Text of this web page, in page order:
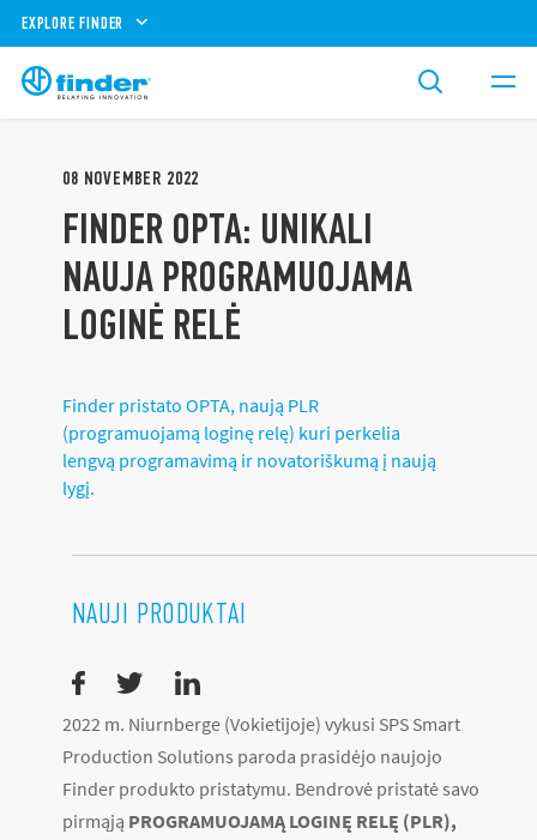
EXPLORE FINDER
08 NOVEMBER 2022
FINDER OPTA: UNIKALI
NAUJA PROGRAMUOJAMA
LOGINĖ RELĖ
Finder pristato OPTA, naują PLR
(programuojamą loginę relę) kuri perkelia
lengvą programavimą ir novatoriškumą į naują
lygį.
NAUJI PRODUKTAI
2022 m. Niurnberge (Vokietijoje) vykusi SPS Smart
Production Solutions paroda prasidėjo naujojo
Finder produkto pristatymu. Bendrovė pristatė savo
pirmąją PROGRAMUOJAMĄ LOGINĘ RELĘ (PLR),